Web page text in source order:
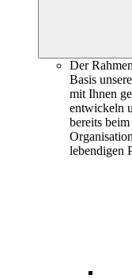
Der
Basis
mit Ihnen
entwickeln
bereits
lebendigen